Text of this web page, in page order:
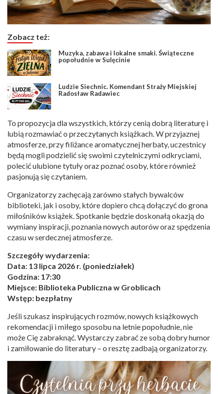
Zobacz też:
Muzyka, zabawa i lokalne smaki. Świąteczne
popołudnie w Sulęcinie
Ludzie Siechnic. Komendant Straży Miejskiej
Radosław Radawiec
To propozycja dla wszystkich, którzy cenią dobrą literaturę i
lubią rozmawiać o przeczytanych książkach. W przyjaznej
atmosferze, przy filiżance aromatycznej herbaty, uczestnicy
będą mogli podzielić się swoimi czytelniczymi odkryciami,
polecić ulubione tytuły oraz poznać osoby, które również
pasjonują się czytaniem.
Organizatorzy zachęcają zarówno stałych bywalców
biblioteki, jak i osoby, które dopiero chcą dołączyć do grona
miłośników książek. Spotkanie będzie doskonałą okazją do
wymiany inspiracji, poznania nowych autorów oraz spędzenia
czasu w serdecznej atmosferze.
Szczegóły wydarzenia:
Data: 13 lipca 2026 r. (poniedziałek)
Godzina: 17:30
Miejsce: Biblioteka Publiczna w Groblicach
Wstęp: bezpłatny
Jeśli szukasz inspirujących rozmów, nowych książkowych
rekomendacji i miłego sposobu na letnie popołudnie, nie
może Cię zabraknąć. Wystarczy zabrać ze sobą dobry humor
i zamiłowanie do literatury – o resztę zadbają organizatorzy.